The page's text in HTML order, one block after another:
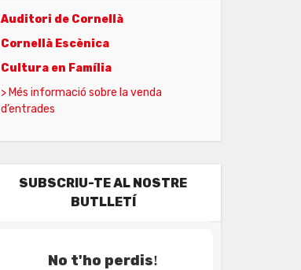
Auditori de Cornellà
Cornellà Escènica
Cultura en Família
> Més informació sobre la venda
d’entrades
SUBSCRIU-TE AL NOSTRE
BUTLLETÍ
No t'ho perdis!